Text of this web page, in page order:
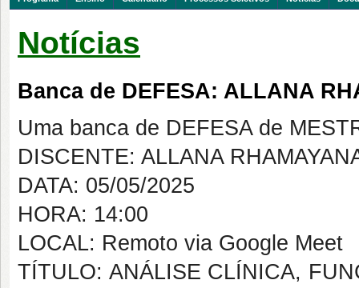
Notícias
Banca de DEFESA: ALLANA
Uma banca de DEFESA de
DISCENTE: ALLANA
DATA: 05/05/2025
HORA: 14:00
LOCAL: Remoto via Google Meet
TÍTULO: ANÁLISE CLÍNICA,